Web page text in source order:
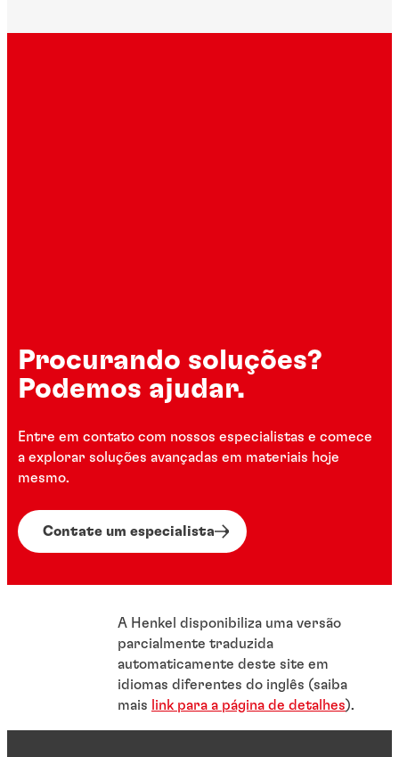
Procurando soluções?
Podemos ajudar.
Entre em contato com nossos especialistas e comece
a explorar soluções avançadas em materiais hoje
mesmo.
Contate um especialista
A Henkel disponibiliza uma versão
parcialmente traduzida
automaticamente deste site em
idiomas diferentes do inglês (saiba
mais
link para a página de detalhes).